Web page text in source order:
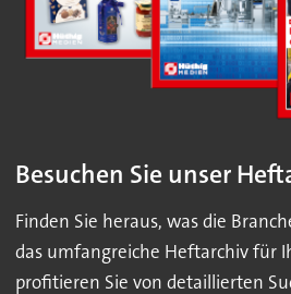
Besuchen Sie unser
Finden Sie heraus, was die
das umfangreiche Heftarchiv für
profitieren Sie von detaillierten